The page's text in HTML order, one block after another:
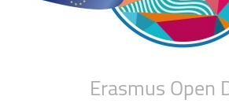
Erasmus Open